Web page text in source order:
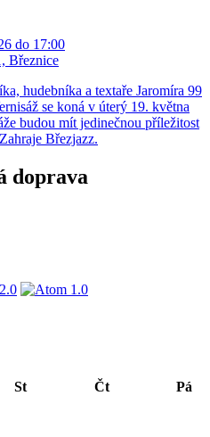
do 17:00
Březnice
hudebníka a textaře Jaromíra 99
se koná v úterý 19. května
budou mít jedinečnou příležitost
Březjazz.
doprava
St Čt Pá